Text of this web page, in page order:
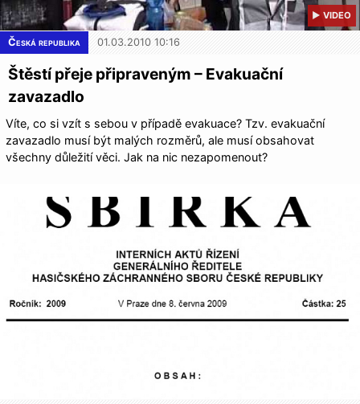
▶ VIDEO
Česká republika 01.03.2010 10:16
Štěstí přeje připraveným – Evakuační
zavazadlo
Víte, co si vzít s sebou v případě evakuace? Tzv. evakuační
zavazadlo musí být malých rozměrů, ale musí obsahovat
všechny důležití věci. Jak na nic nezapomenout?